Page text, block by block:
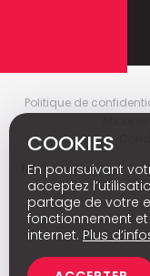
Politique de
Media Marketingc ©
the
COOKIES
En poursuivant
acceptez
partage de votre
fonctionnement
internet. Plus